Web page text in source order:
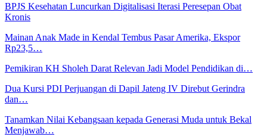
BPJS Kesehatan Luncurkan Digitalisasi Iterasi Peresepan Obat
Kronis
Mainan Anak Made in Kendal Tembus Pasar Amerika, Ekspor
Rp23,5…
Pemikiran KH Sholeh Darat Relevan Jadi Model Pendidikan di…
Dua Kursi PDI Perjuangan di Dapil Jateng IV Direbut Gerindra
dan…
Tanamkan Nilai Kebangsaan kepada Generasi Muda untuk Bekal
Menjawab…